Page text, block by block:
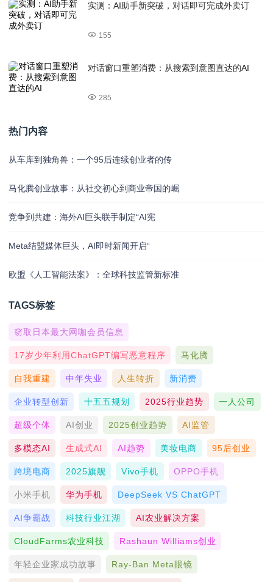
实测：AI助手新突破，对话即可完成外卖订
155
对话窗口重塑消费：从搜索到意图直达的AI
285
热门内容
从车库到独角兽：一个95后连续创业者的传
马化腾创业故事：从社交初心到商业帝国的崛
竞争到共建：海外AI巨头联手制定“AI宪
Meta结盟媒体巨头，AI即时新闻开启“
欧盟《人工智能法案》：全球科技监管新标准
TAGS标签
窃取日本最大网咖会员信息
17岁少年利用ChatGPT编写恶意程序 马化腾
自我重建 中年失业 人生转折 新消费
企业转型创新 十五五规划 2025行业趋势 一人公司
超级个体 AI创业 2025创业趋势 AI监管
多模态AI 生成式AI AI趋势 美妆电商 95后创业
跨境电商 2025旗舰 Vivo手机 OPPO手机
小米手机 华为手机 DeepSeek VS ChatGPT
AI争霸战 科技行业江湖 AI农业解决方案
CloudFarms农业科技 Rashaun Williams创业
年轻企业家成功故事 Ray-Ban Meta眼镜